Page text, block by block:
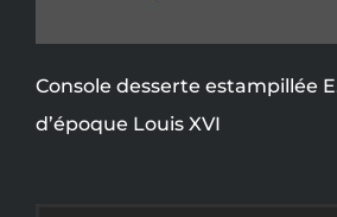
Console desserte estampillée
d’époque Louis XVI